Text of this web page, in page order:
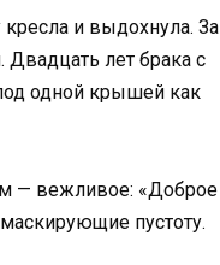
и выдохнула. За
лет брака с
одной крышей как
— вежливое: «Доброе
пустоту.